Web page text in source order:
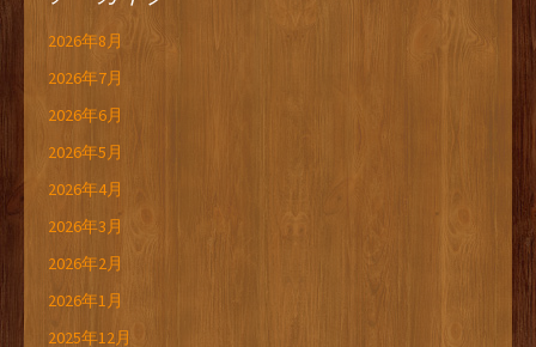
2026年8月
2026年7月
2026年6月
2026年5月
2026年4月
2026年3月
2026年2月
2026年1月
2025年12月